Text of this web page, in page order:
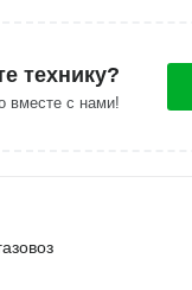
технику?
вместе с нами!